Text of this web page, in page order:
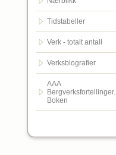
Tidstabeller
Verk - totalt antall
Verksbiografier
AAA
Bergverksfortellinger.
Boken